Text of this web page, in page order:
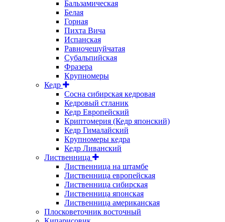
Бальзамическая
Белая
Горная
Пихта Вича
Испанская
Равночешуйчатая
Субальпийская
Фразера
Крупномеры
Кедр
Сосна сибирская кедровая
Кедровый стланик
Кедр Европейский
Криптомерия (Кедр японский)
Кедр Гималайский
Крупномеры кедра
Кедр Ливанский
Лиственница
Лиственница на штамбе
Лиственница европейская
Лиственница сибирская
Лиственница японская
Лиственница американская
Плосковеточник восточный